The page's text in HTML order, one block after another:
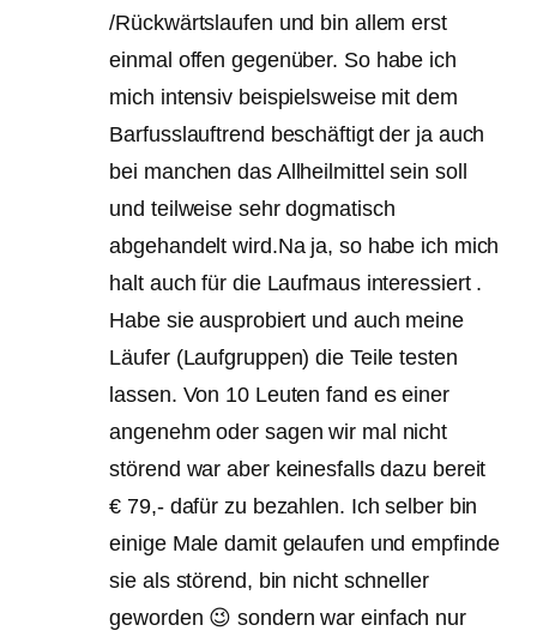
/Rückwärtslaufen und bin allem erst
einmal offen gegenüber. So habe ich
mich intensiv beispielsweise mit dem
Barfusslauftrend beschäftigt der ja auch
bei manchen das Allheilmittel sein soll
und teilweise sehr dogmatisch
abgehandelt wird.Na ja, so habe ich mich
halt auch für die Laufmaus interessiert .
Habe sie ausprobiert und auch meine
Läufer (Laufgruppen) die Teile testen
lassen. Von 10 Leuten fand es einer
angenehm oder sagen wir mal nicht
störend war aber keinesfalls dazu bereit
€ 79,- dafür zu bezahlen. Ich selber bin
einige Male damit gelaufen und empfinde
sie als störend, bin nicht schneller
geworden 😉 sondern war einfach nur